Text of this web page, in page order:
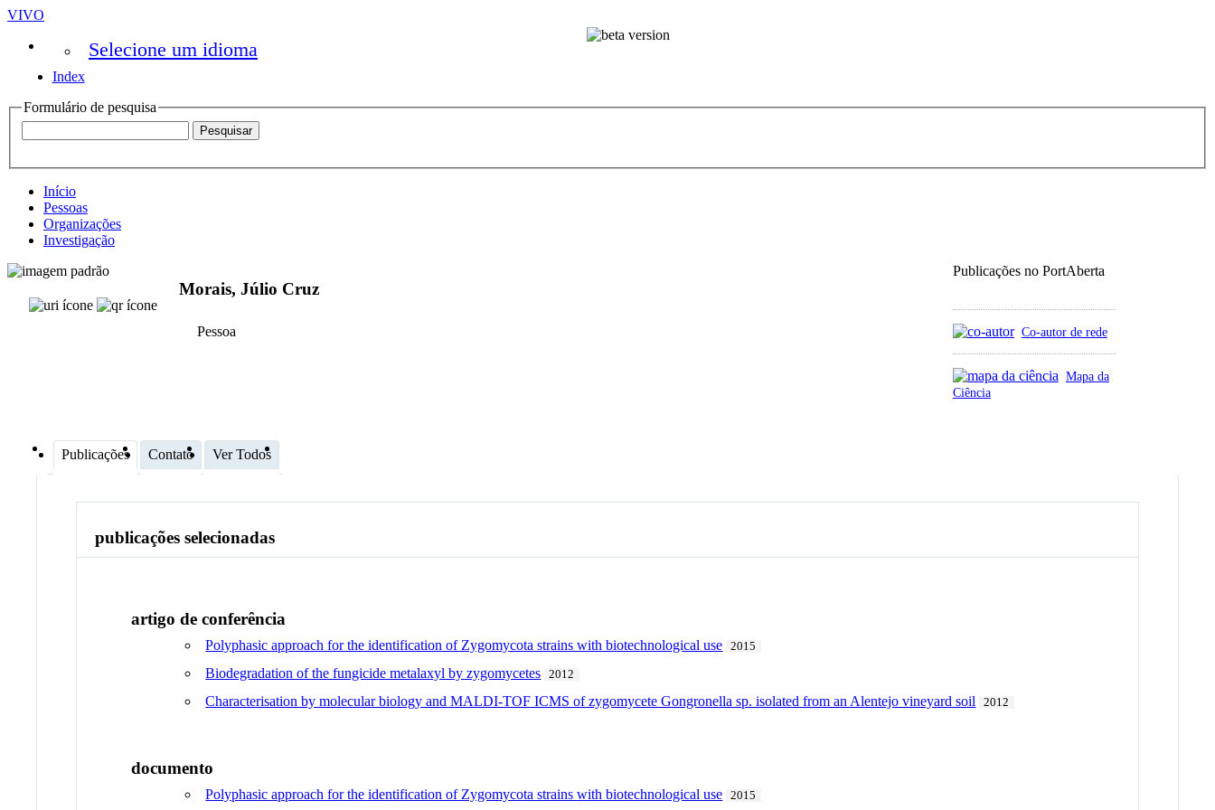
VIVO
Selecione um idioma
Index
Formulário de pesquisa
Início
Pessoas
Organizações
Investigação
Publicações no PortAberta
Co-autor de rede
Mapa da
Ciência
Morais, Júlio Cruz
Pessoa
Publicações Contato Ver Todos
publicações selecionadas
artigo de conferência
Polyphasic approach for the identification of Zygomycota strains with biotechnological use 2015
Biodegradation of the fungicide metalaxyl by zygomycetes 2012
Characterisation by molecular biology and MALDI-TOF ICMS of zygomycete Gongronella sp. isolated from an Alentejo vineyard soil 2012
documento
Polyphasic approach for the identification of Zygomycota strains with biotechnological use 2015